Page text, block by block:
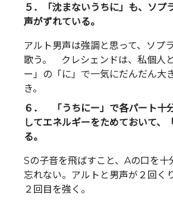
５．「沈まないうちに」も、ソプ
声がずれている。
アルト男声は強調と思って、ソプ
歌う。 クレシェンドは、私個人
ー」の「に」で一気にだんだん大
き。
６． 「うちにー」で各パート十
してエネルギーをためておいて、
る。
Sの子音を飛ばすこと、Aの口を十
忘れない。アルトと男声が２回く
２回目を強く。